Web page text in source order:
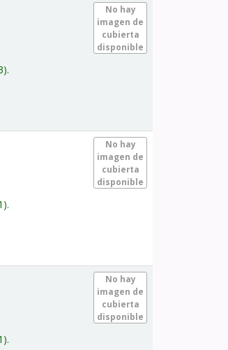
No hay
imagen de
cubierta
disponible
No hay
imagen de
cubierta
disponible
No hay
imagen de
cubierta
disponible